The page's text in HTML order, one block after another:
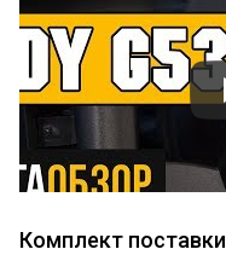
Комплект поставки